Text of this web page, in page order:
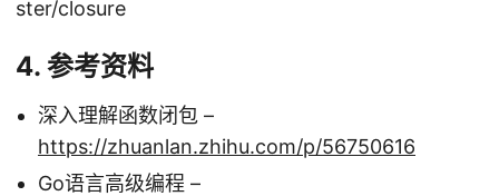
ster/closure
4. 参考资料
深入理解函数闭包 –
https://zhuanlan.zhihu.com/p/56750616
Go语言高级编程 –